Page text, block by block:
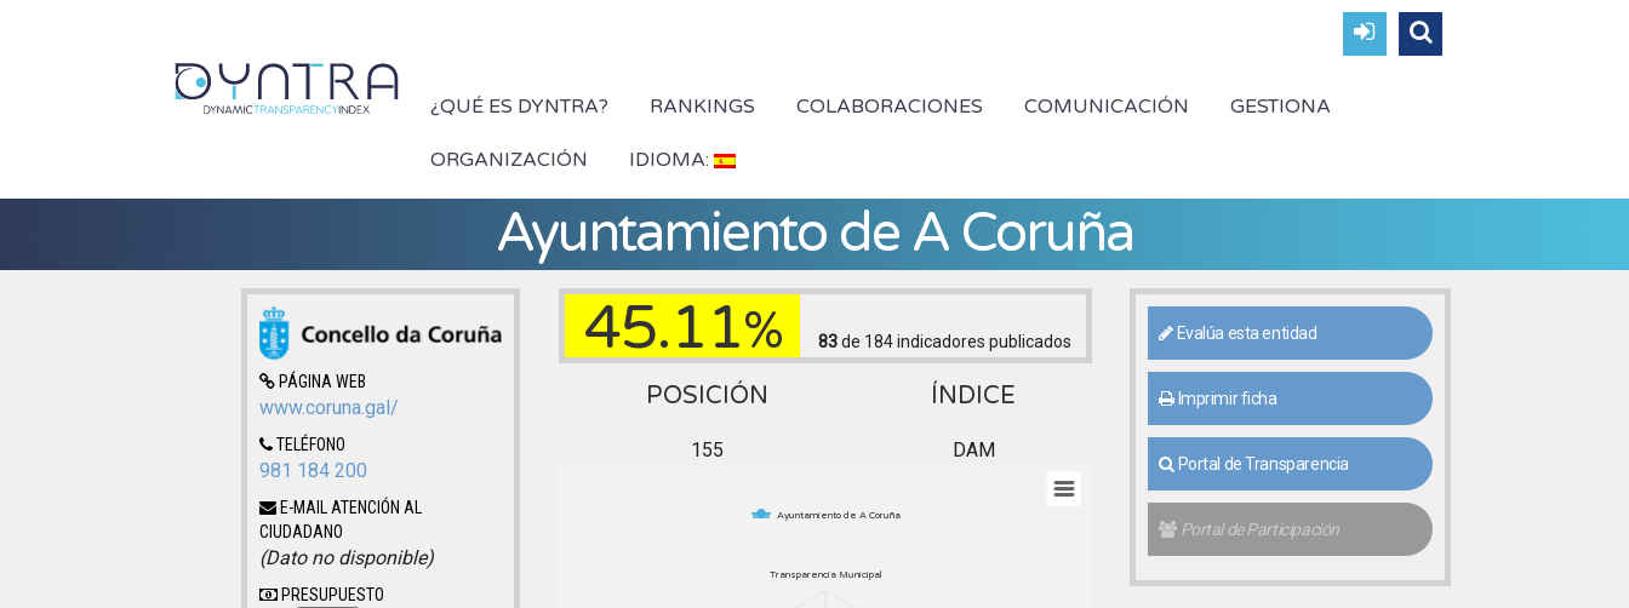
¿QUÉ ES DYNTRA? RANKINGS COLABORACIONES COMUNICACIÓN GESTIONA
ORGANIZACIÓN IDIOMA:
Ayuntamiento de A Coruña
PÁGINA WEB
www.coruna.gal/
TELÉFONO
981 184 200
E-MAIL ATENCIÓN AL
CIUDADANO
(Dato no disponible)
PRESUPUESTO
45.11% 83de 184indicadores publicados
POSICIÓN ÍNDICE
155 DAM
Ayuntamiento de A Coruña
Transparencia Municipal
Evalúa esta entidad
Imprimir ficha
Portal de Transparencia
Portal de Participación